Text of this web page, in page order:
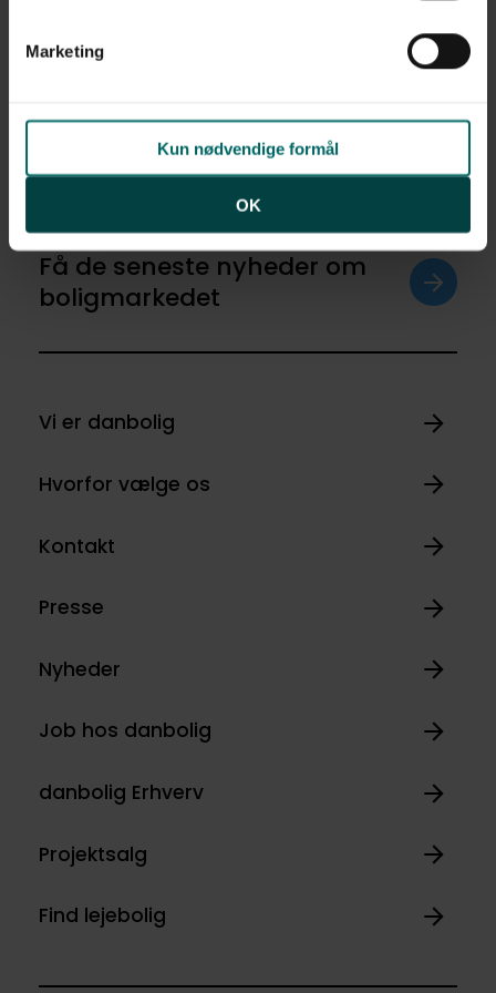
af personoplysninger finder du i vores
privatlivspolitik.
Marketing
Kun nødvendige formål
OK
Opret med egne
Få de seneste nyheder om
boligmarkedet
Vi er danbolig
Hvorfor vælge os
Kontakt
Presse
Nyheder
Job hos danbolig
danbolig Erhverv
Projektsalg
Find lejebolig